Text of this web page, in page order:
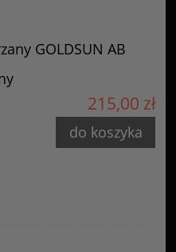
GOLDSUN AB
215,00 zł
do koszyka